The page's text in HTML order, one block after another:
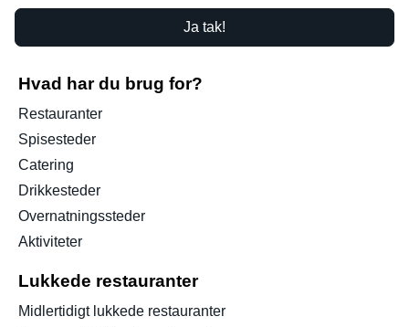
Ja tak!
Hvad har du brug for?
Restauranter
Spisesteder
Catering
Drikkesteder
Overnatningssteder
Aktiviteter
Lukkede restauranter
Midlertidigt lukkede restauranter